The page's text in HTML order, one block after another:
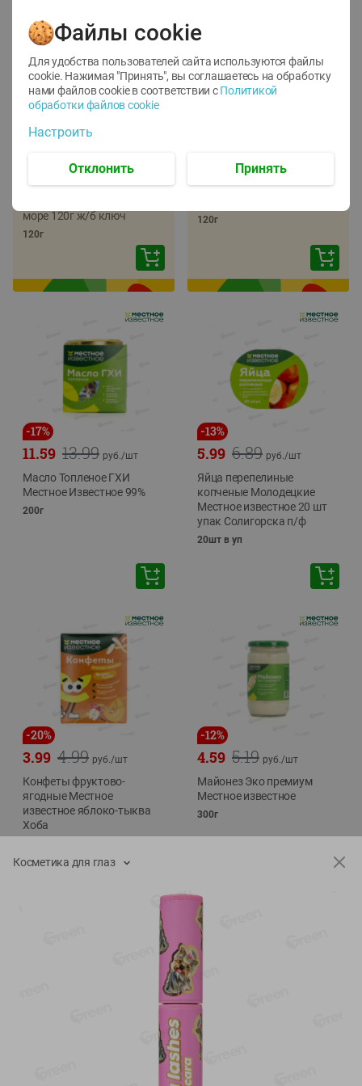
- 22
5.79
Икра трески
тихоокеанской
море 120г ж/б ключ
120г
Икра сельди
тихоокеанской Лунское
120г
-17%
13.99
11.59 руб./шт
Масло Топленое ГХИ
Местное Известное 99%
200г
-13%
6.89
5.99 руб./шт
Яйца перепелиные
копченые Молодецкие
Местное известное 20 шт
упак Солигорска п/ф
20шт в уп
-20%
4.99
3.99 руб./шт
Конфеты фруктово-
ягодные Местное
известное яблоко-тыква
Хоба
-12%
5.19
4.59 руб./шт
Майонез Эко премиум
Местное известное
300г
Показать 15-28 из 76
Косметика для глаз
Файлы cookie
Для удобства пользователей сайта используются файлы
cookie. Нажимая "Принять", вы соглашаетесь на обработку
нами файлов cookie в соответствии с Политикой
обработки файлов cookie
Настроить
Отклонить Принять